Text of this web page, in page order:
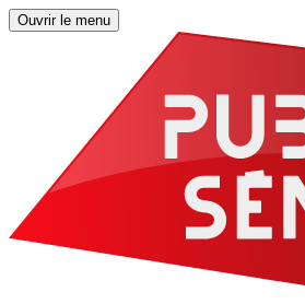
Ouvrir le menu